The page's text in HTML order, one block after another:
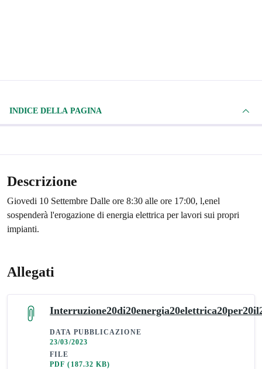
INDICE DELLA PAGINA
Descrizione
Giovedi 10 Settembre Dalle ore 8:30 alle ore 17:00, l,enel
sospenderà l'erogazione di energia elettrica per lavori sui propri
impianti.
Allegati
DATA PUBBLICAZIONE
23/03/2023
FILE
PDF(187.32 KB)